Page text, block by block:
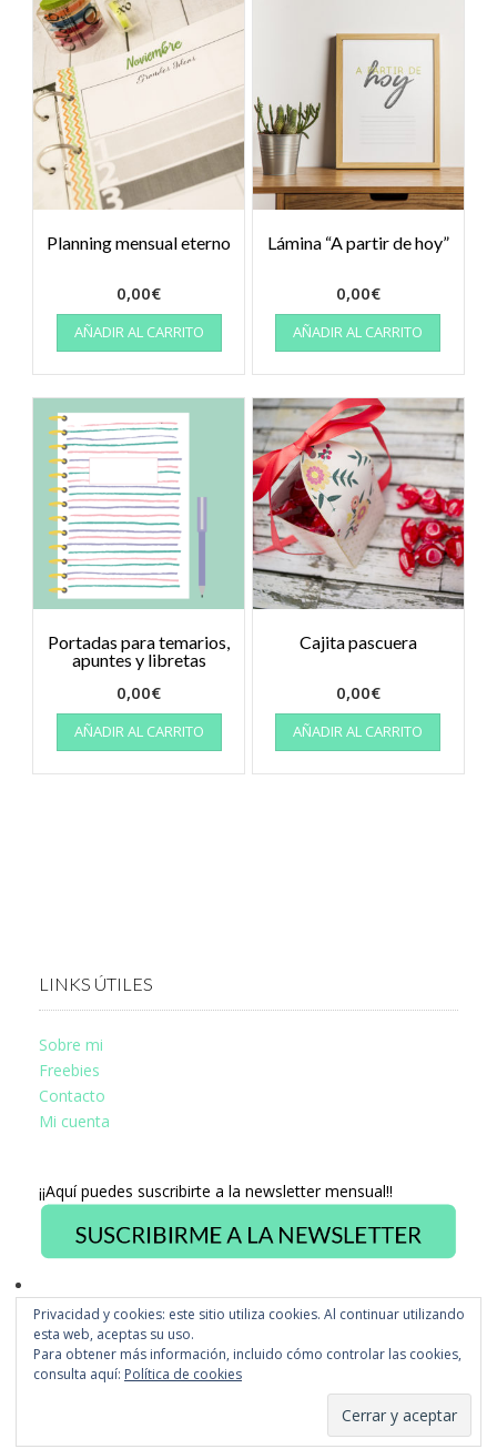
Planning mensual eterno
0,00€
AÑADIR AL CARRITO
Lámina “A partir de hoy”
0,00€
AÑADIR AL CARRITO
Portadas para temarios,
apuntes y libretas
0,00€
AÑADIR AL CARRITO
Cajita pascuera
0,00€
AÑADIR AL CARRITO
LINKS ÚTILES
Sobre mi
Freebies
Contacto
Mi cuenta
¡¡Aquí puedes suscribirte a la newsletter mensual!!
Ver
perfil
de
fb.com/misstusdisseny
Ver
perfil
de
Privacidad y cookies: este sitio utiliza cookies. Al continuar utilizando
esta web, aceptas su uso.
Para obtener más información, incluido cómo controlar las cookies,
consulta aquí: Política de cookies